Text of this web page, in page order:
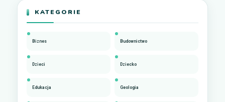
KATEGORIE
Biznes Budownictwo
Dzieci Dziecko
Edukacja Geologia